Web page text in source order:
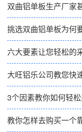
挑选双曲铝单板为何
六大要素让您轻松的
大旺铝乐公司教您快
3个因素教你如何轻
教你怎样去购买一个